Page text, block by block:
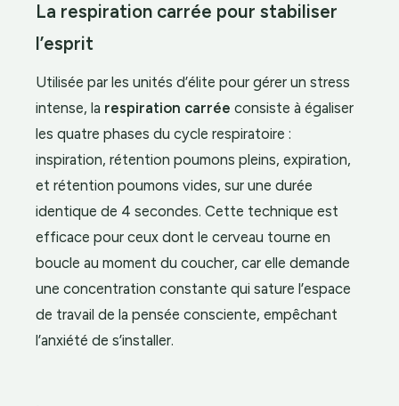
La respiration carrée pour stabiliser
l’esprit
Utilisée par les unités d’élite pour gérer un stress
intense, la respiration carrée consiste à égaliser
les quatre phases du cycle respiratoire :
inspiration, rétention poumons pleins, expiration,
et rétention poumons vides, sur une durée
identique de 4 secondes. Cette technique est
efficace pour ceux dont le cerveau tourne en
boucle au moment du coucher, car elle demande
une concentration constante qui sature l’espace
de travail de la pensée consciente, empêchant
l’anxiété de s’installer.